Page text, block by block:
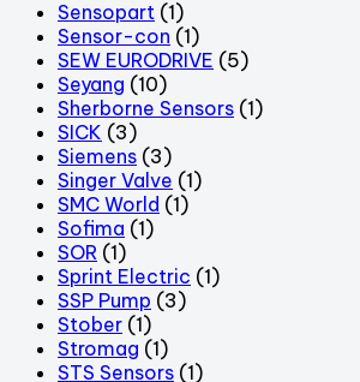
Sensopart (1)
Sensor-con (1)
SEW EURODRIVE (5)
Seyang (10)
Sherborne Sensors (1)
SICK (3)
Siemens (3)
Singer Valve (1)
SMC World (1)
Sofima (1)
SOR (1)
Sprint Electric (1)
SSP Pump (3)
Stober (1)
Stromag (1)
STS Sensors (1)